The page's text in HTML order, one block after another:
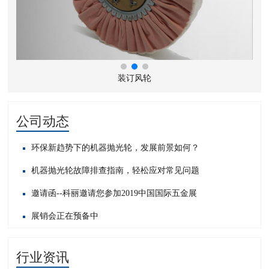
装订风轮
公司动态
环保新趋势下的机器抛光轮，发展前景如何？
机器抛光轮故障排查指南，轻松应对常见问题​
邀请函--科丽邀请您参加2019中国国际五金展
展销会正在预备中
行业资讯